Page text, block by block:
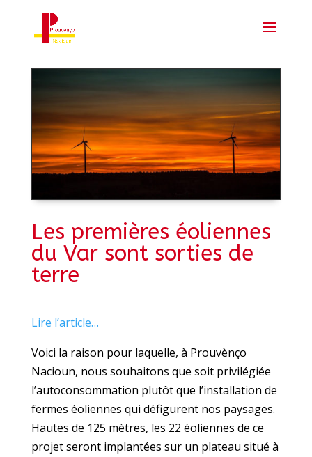
Les premières éoliennes
du Var sont sorties de
terre
Lire l’article…
Voici la raison pour laquelle, à Prouvènço
Nacioun, nous souhaitons que soit privilégiée
l’autoconsommation plutôt que l’installation de
fermes éoliennes qui défigurent nos paysages.
Hautes de 125 mètres, les 22 éoliennes de ce
projet seront implantées sur un plateau situé à